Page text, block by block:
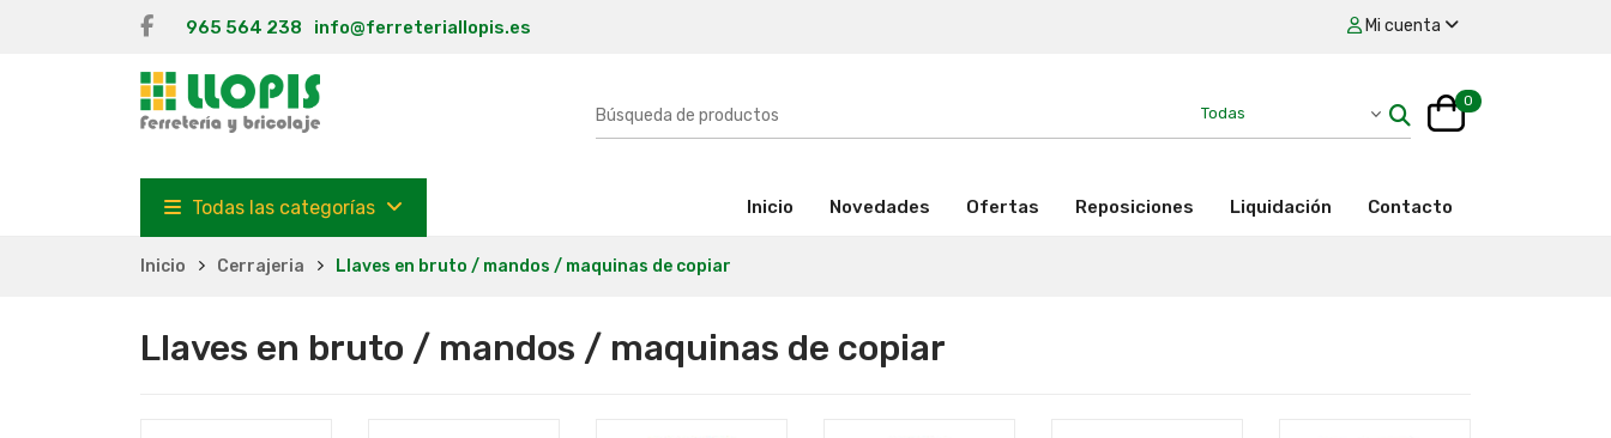
965 564 238 info@ferreteriallopis.es Mi cuenta
0
Todas las categorías Inicio (activo)Novedades Ofertas Reposiciones Liquidación Contacto
Inicio Cerrajeria Llaves en bruto / mandos / maquinas de copiar
Llaves en bruto / mandos / maquinas de copiar